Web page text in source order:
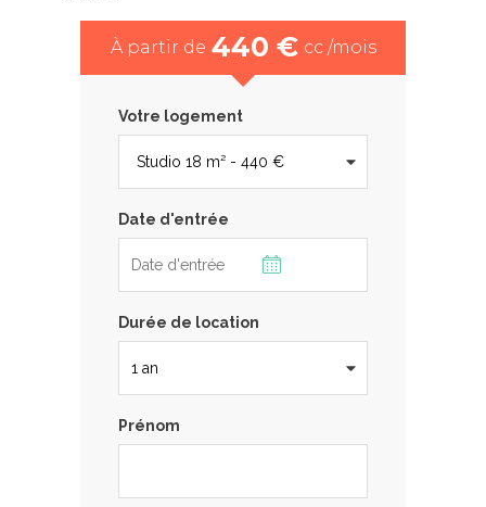
À partir de 440 € cc /mois
Votre logement
Date d'entrée
Durée de location
Prénom